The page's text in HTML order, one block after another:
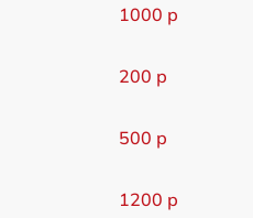
1000 р
200 р
500 р
1200 р